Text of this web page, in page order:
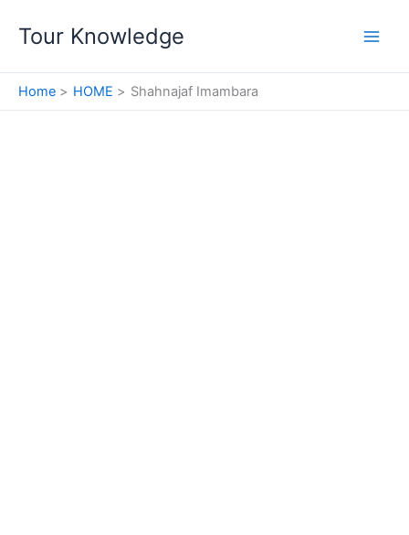
Tour Knowledge
Home HOME Shahnajaf Imambara